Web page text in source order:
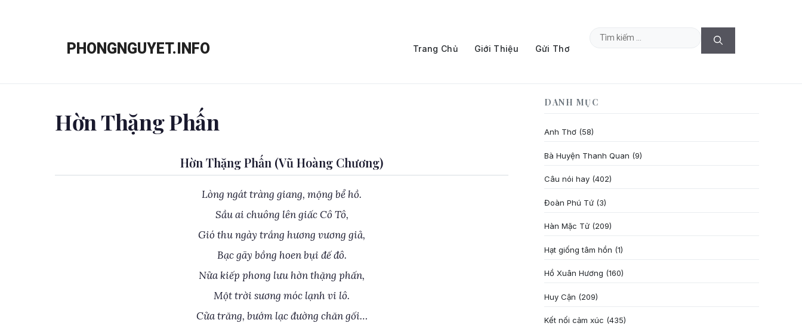
PHONGNGUYET.INFO Trang Chủ Giới Thiệu Gửi Thơ
Tìm
Hờn Thặng Phấn
Hờn Thặng Phấn (Vũ Hoàng Chương)
Lòng ngát tràng giang, mộng bể hồ.
Sầu ai chuông lên giấc Cô Tô,
Gió thu ngày trắng hương vương giả,
Bạc gãy bồng hoen bụi đế đô.
Nửa kiếp phong lưu hờn thặng phấn,
Một trời sương móc lạnh vi lô.
Cửa trăng, bướm lạc đường chăn gối…
DANH MỤC
Anh Thơ (58)
Bà Huyện Thanh Quan (9)
Câu nói hay (402)
Đoàn Phú Tứ (3)
Hàn Mặc Tử (209)
Hạt giống tâm hồn (1)
Hồ Xuân Hương (160)
Huy Cận (209)
Kết nối cảm xúc (435)